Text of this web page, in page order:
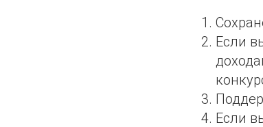
Если
Если